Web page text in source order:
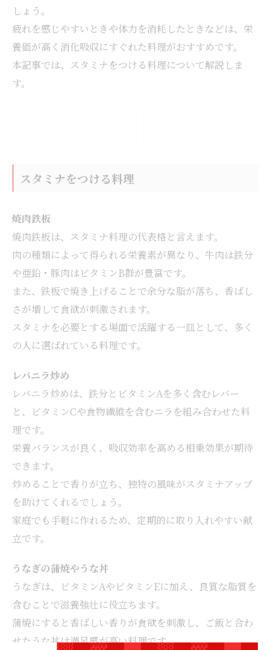
しょう。
疲れを感じやすいときや体力を消耗したときなどは、栄
養価が高く消化吸収にすぐれた料理がおすすめです。
本記事では、スタミナをつける料理について解説しま
す。
スタミナをつける料理
焼肉鉄板
焼肉鉄板は、スタミナ料理の代表格と言えます。
肉の種類によって得られる栄養素が異なり、牛肉は鉄分
や亜鉛・豚肉はビタミンB群が豊富です。
また、鉄板で焼き上げることで余分な脂が落ち、香ばし
さが増して食欲が刺激されます。
スタミナを必要とする場面で活躍する一皿として、多く
の人に選ばれている料理です。
レバニラ炒め
レバニラ炒めは、鉄分とビタミンAを多く含むレバー
と、ビタミンCや食物繊維を含むニラを組み合わせた料
理です。
栄養バランスが良く、吸収効率を高める相乗効果が期待
できます。
炒めることで香りが立ち、独特の風味がスタミナアップ
を助けてくれるでしょう。
家庭でも手軽に作れるため、定期的に取り入れやすい献
立です。
うなぎの蒲焼やうな丼
うなぎは、ビタミンAやビタミンEに加え、良質な脂質を
含むことで滋養強壮に役立ちます。
蒲焼にすると香ばしい香りが食欲を刺激し、ご飯と合わ
せたうな丼は満足感が高い料理です。